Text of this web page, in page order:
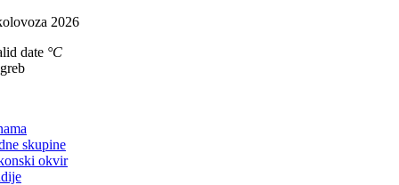
Skip
content
2026
date °C
skupine
okvir